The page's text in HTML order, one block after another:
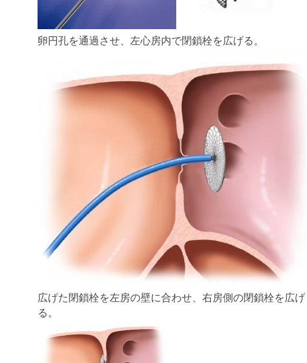
卵円孔を通過させ、左心房内で閉鎖栓を広げる。
広げた閉鎖栓を左房の壁に合わせ、右房側の閉鎖栓を広げ
る。